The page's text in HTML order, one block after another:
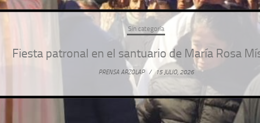
Sin categoría
Fiesta patronal en el santuario de María Rosa
PRENSA ARZOLAP / 15 JULIO, 2026